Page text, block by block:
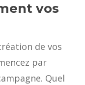
vos
de vos
par
Quel